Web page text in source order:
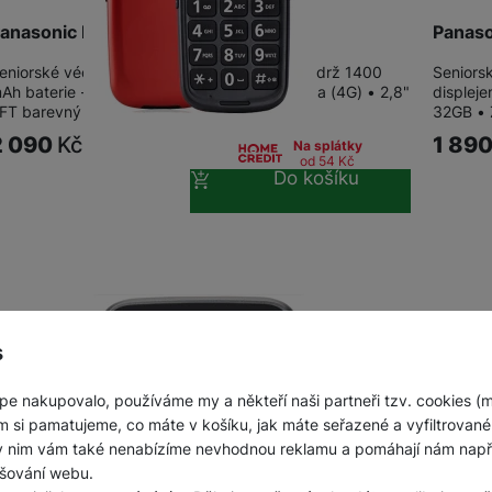
nakupovalo, používáme my a někteří naši partneři tzv. cookies
si pamatujeme, co máte v košíku, jak máte seřazené a
nim vám také nenabízíme nevhodnou reklamu a pomáhají nám
webu.
KX-TU550EXR Red
véčko s technologií 4G • Dlouhá výdrž 1400
baterie - až 300 hodin pohotovostní doba (4G) • 2,8"
barevný displej • 1.2 Mpx kamera •…
090 Kč
Na splátky
od 54 Kč
Do košíku
32GB •
1 890